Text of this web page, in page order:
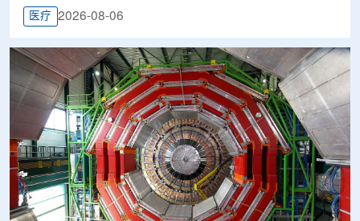
医疗 2026-08-06